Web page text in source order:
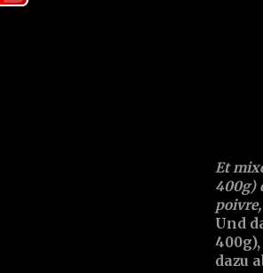
Et
400g)
Und
dazu